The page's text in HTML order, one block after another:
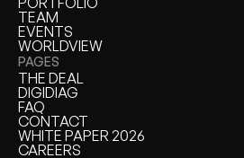
PORTFOLIO
TEAM
TEAM
EVENTS
EVENTS
WORLDVIEW
WORLDVIEW
PAGES
THE DEAL
THE DEAL
DIGIDIAG
DIGIDIAG
FAQ
FAQ
CONTACT
CONTACT
WHITE PAPER 2026
WHITE PAPER
CAREERS